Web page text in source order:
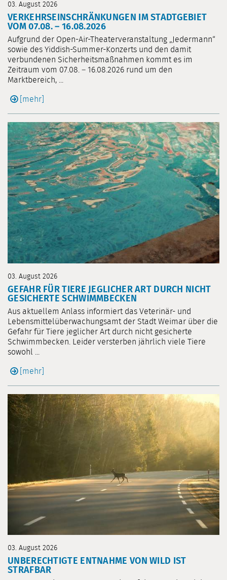
03. August 2026
VERKEHRSEINSCHRÄNKUNGEN IM STADTGEBIET
VOM 07.08. – 16.08.2026
Aufgrund der Open-Air-Theaterveranstaltung „Jedermann“
sowie des Yiddish-Summer-Konzerts und den damit
verbundenen Sicherheitsmaßnahmen kommt es im
Zeitraum vom 07.08. – 16.08.2026 rund um den
Marktbereich, ...
[mehr]
03. August 2026
GEFAHR FÜR TIERE JEGLICHER ART DURCH NICHT
GESICHERTE SCHWIMMBECKEN
Aus aktuellem Anlass informiert das Veterinär- und
Lebensmittelüberwachungsamt der Stadt Weimar über die
Gefahr für Tiere jeglicher Art durch nicht gesicherte
Schwimmbecken. Leider versterben jährlich viele Tiere
sowohl ...
[mehr]
03. August 2026
UNBERECHTIGTE ENTNAHME VON WILD IST
STRAFBAR